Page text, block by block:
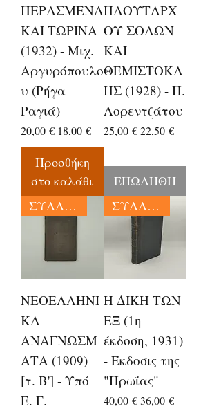
ΠΕΡΑΣΜΕΝΑ
ΚΑΙ ΤΩΡΙΝΑ
(1932) - Μιχ.
Αργυρόπουλο
υ (Ρήγα
Ραγιά)
Κανονική τιμή
20,00 € Τιμή Έκπτωσης
18,00 €
Προσθήκη
στο καλάθι
ΠΛΟΥΤΑΡΧ
ΟΥ ΣΟΛΩΝ
ΚΑΙ
ΘΕΜΙΣΤΟΚΛ
ΗΣ (1928) - Π.
Λορεντζάτου
Κανονική τιμή
25,00 €Τιμή Έκπτωσης
22,50 €
ΕΠΩΛΗΘΗ
ΣΥΛΛΕΚΤΙΚΑ
ΝΕΟΕΛΛΗΝΙ
ΚΑ
ΑΝΑΓΝΩΣΜ
ΑΤΑ (1909)
[τ. Β'] - Υπό
Ε. Γ.
ΣΥΛΛΕΚΤΙΚΑ
Η ΔΙΚΗ ΤΩΝ
ΕΞ (1η
έκδοση, 1931)
- Έκδοσις της
"Πρωΐας"
Κανονική τιμή
40,00 € Τιμή Έκπτωσης
36,00 €